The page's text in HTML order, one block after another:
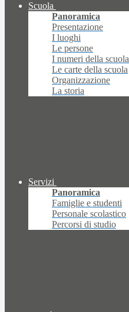
Scuola
Panoramica
Presentazione
I luoghi
Le persone
I numeri della scuola
Le carte della scuola
Organizzazione
La storia
Servizi
Panoramica
Famiglie e studenti
Personale scolastico
Percorsi di studio